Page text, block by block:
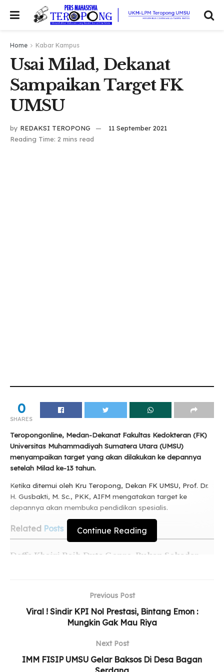
Home Kabar Kampus
Usai Milad, Dekanat
Sampaikan Target FK
UMSU
by REDAKSI TEROPONG
11 September 2021
Reading Time: 2 mins read
0
SHARES
Teropongonline, Medan-Dekanat Fakultas Kedokteran (FK)
Universitas Muhammadiyah Sumatera Utara (UMSU)
menyampaikan target yang akan dilakukan ke depannya
setelah Milad ke-13 tahun.
Ketika ditemui oleh Kru Teropong, Dekan FK UMSU, Prof. Dr.
H. Gusbakti, M. Sc., PKK, AIFM mengatakan target ke
depannya akan membuka pendidikan spesialis.
Related Posts
Daffa Khairi Raih Duta Genre, Bukan Sekadar
kepada Persyarikatan Muhammadiyah
UMSU Perkuat Relawan Gerakan Kebajikan
Pancasila Lewat Aksi Nyata
Continue Reading
Previous Post
Viral ! Sindir KPI Nol Prestasi, Bintang Emon :
Mungkin Gak Mau Riya
Next Post
IMM FISIP UMSU Gelar Baksos Di Desa Bagan